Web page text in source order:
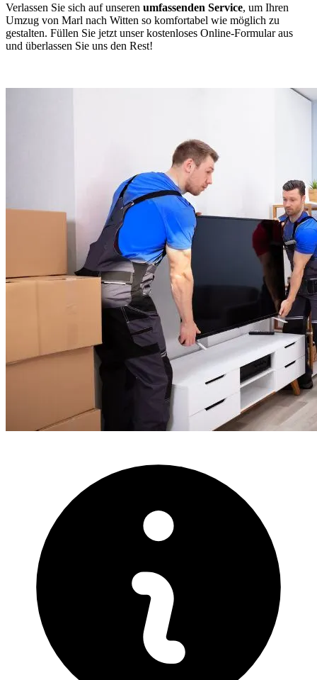
Verlassen Sie sich auf unseren umfassenden Service, um Ihren
Umzug von Marl nach Witten so komfortabel wie möglich zu
gestalten. Füllen Sie jetzt unser kostenloses Online-Formular aus
und überlassen Sie uns den Rest!